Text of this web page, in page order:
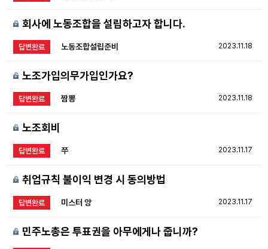
회사에 노동조합을 설립하고자 합니다.
답변완료 2023.11.18
노동조합설립준비
노조가입의무가입인가요?
답변완료 2023.11.18
짬뽕
노조회비
답변완료 2023.11.17
쭈
취업규칙 불이익 변경 시 동의방법
답변완료 2023.11.17
미스터 양
민주노총은 투표권을 아무에게나 줍니까?